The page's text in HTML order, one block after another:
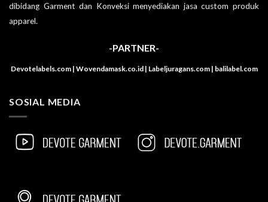
dibidang Garment dan Konveksi menyediakan jasa custom produk
apparel.
-PARTNER-
Devotelabels.com | Wovendamask.co.id | Labeljuragans.com | balilabel.com
SOSIAL MEDIA